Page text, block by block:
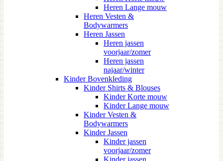
Heren Lange mouw
Heren Vesten &
Bodywarmers
Heren Jassen
Heren jassen
voorjaar/zomer
Heren jassen
najaar/winter
Kinder Bovenkleding
Kinder Shirts & Blouses
Kinder Korte mouw
Kinder Lange mouw
Kinder Vesten &
Bodywarmers
Kinder Jassen
Kinder jassen
voorjaar/zomer